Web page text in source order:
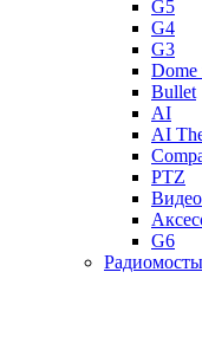
G5
G4
G3
Dome
Bullet
AI
AI
PTZ
G6
Радиомосты